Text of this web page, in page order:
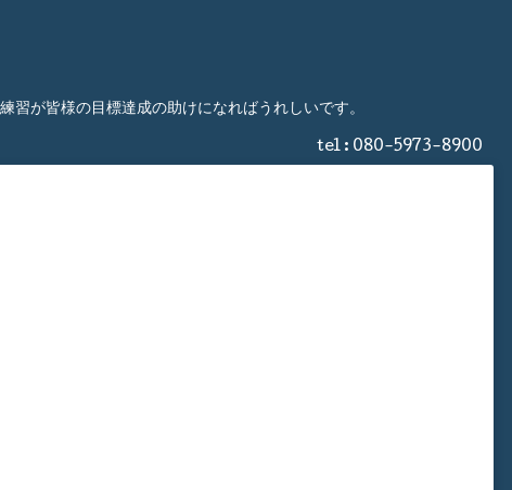
が皆様の目標達成の助けになればうれしいです。
tel : 080-5973-8900